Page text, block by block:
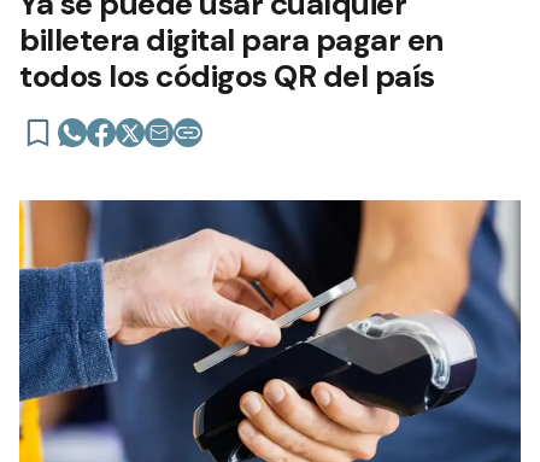
billetera digital para pagar en
todos los códigos QR del país